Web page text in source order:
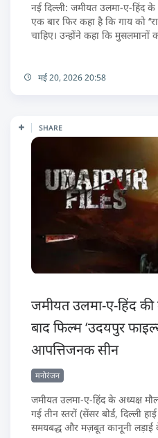
नई दिल्ली: जमीयत उलमा-ए-हिंद
एक बार फिर कहा है कि गाय को
चाहिए। उन्होंने कहा कि मुसलमानों
मई 20, 2026 20:58
SHARE
जमीयत उलमा-ए-हिंद
बाद फिल्म ‘उदयपुर
आपत्तिजनक सीन
मनोरंजन
जमीयत उलमा-ए-हिंद के अध्यक्ष
गई तीन स्तरों (सेंसर बोर्ड, दिल्ली
समयबद्ध और मज़बूत कानूनी लड़ाई